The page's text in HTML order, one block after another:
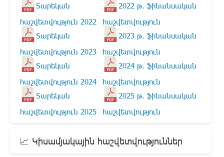
Տարեկան
հաշվետվություն 2022
Տարեկան
հաշվետվություն 2023
Տարեկան
հաշվետվություն 2024
Տարեկան
հաշվետվություն 2025
2022 թ. ֆինանսական
հաշվետվություն
2023 թ. ֆինանսական
հաշվետվություն
2024 թ. ֆինանսական
հաշվետվություն
2025 թ. ֆինանսական
հաշվետվություն
📈 Կիսամյակային հաշվետվություններ